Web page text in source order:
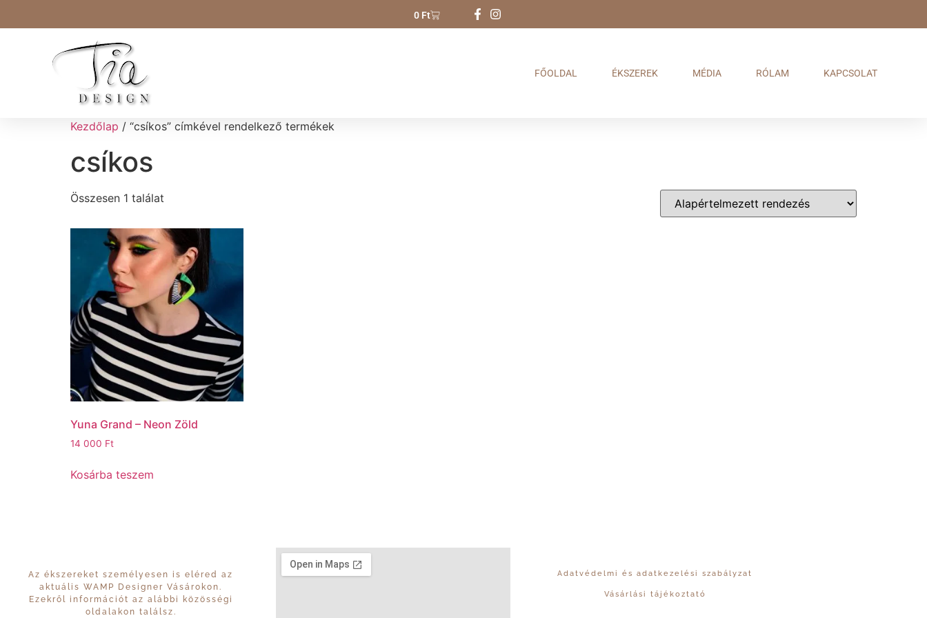
0 Ft
FŐOLDAL ÉKSZEREK MÉDIA RÓLAM KAPCSOLAT
Kezdőlap / “csíkos” címkével rendelkező termékek
csíkos
Összesen 1 találat
Yuna Grand – Neon Zöld
14 000 Ft
Kosárba teszem
Az ékszereket személyesen is eléred az
aktuális WAMP Designer Vásárokon.
Ezekről információt az alábbi közösségi
oldalakon találsz.
Adatvédelmi és adatkezelési szabályzat
Vásárlási tájékoztató